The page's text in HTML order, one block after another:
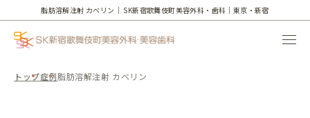
脂肪溶解注射 カベリン｜ SK新宿歌舞伎町美容外科・歯科｜東京・新宿
トップ症例脂肪溶解注射 カベリン